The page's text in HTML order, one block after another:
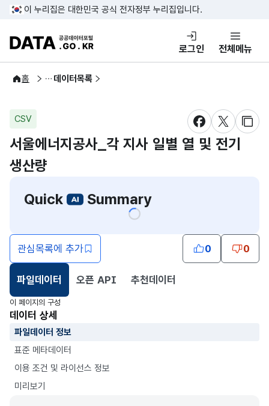
콘텐츠 바로가기
푸터 바로가기
이 누리집은 대한민국 공식 전자정부 누리집입니다.
DATA.GO.KR 공공데이터포털
로그인 전체메뉴
홈
공공데이터 데이터목록
CSV
새창 열림새창 열림
새창
서울에너지공사_각 지사 일별 열 및 전기
생산량
Quick
Summary
관심목록에 추가 0 0
파일데이터
선택됨
오픈 API 추천데이터
이 페이지의 구성
데이터 상세
파일데이터 정보
표준 메타데이터
이용 조건 및 라이선스 정보
미리보기